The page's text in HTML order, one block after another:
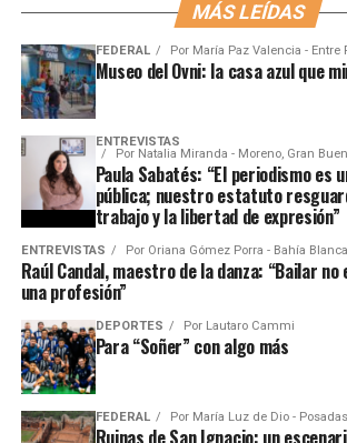
MÁS LEÍDAS
FEDERAL Por María Paz Valencia - Entre
Museo del Ovni: la casa azul que
ENTREVISTAS
Por Natalia Miranda - Moreno, Gran
Paula Sabatés: “El periodismo es
pública; nuestro estatuto
trabajo y la libertad de expresión”
ENTREVISTAS Por Oriana Gómez Porra - Bahía Blanca
Raúl Candal, maestro de la danza: “Bailar
una profesión”
DEPORTES Por Lautaro Cammi
Para “Soñer” con algo más
FEDERAL Por María Luz de Dio -
Ruinas de San Ignacio: un